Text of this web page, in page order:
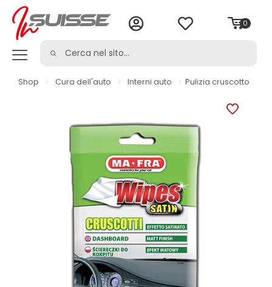
0
Shop > Cura dell'auto > Interni auto > Pulizia cruscotto